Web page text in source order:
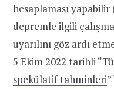
hesaplaması
depremle ilgili
uyarılını göz ardı
5 Ekim 2022 tarihli “
spekülatif tahminleri